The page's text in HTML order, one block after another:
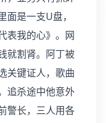
是一支U盘，
表我的心》。网
就割肾。阿丁被
关键证人，歌曲
追杀途中他意外
警长，三人用各